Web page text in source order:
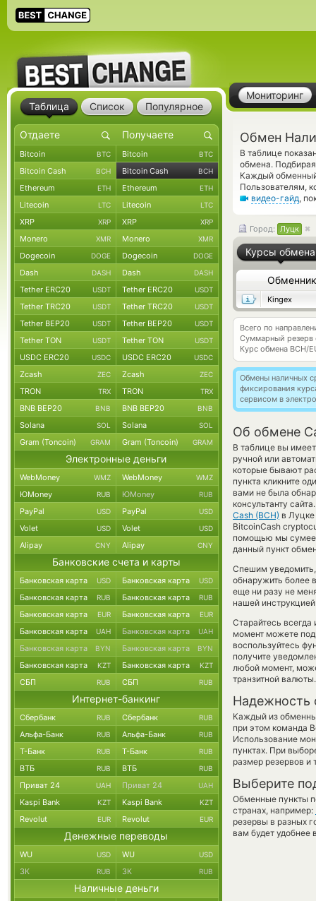
Мониторинг
Обмен
В таблице
обмена.
Каждый
Пользователям,
видео-гайд,
Город: Луцк
Курсы обмена
Обменник
Kingex
Всего по
Суммарный резерв
Курс обмена BCH/
Обмены наличных
фиксирования
сервисом в
Об обмене
В таблице вы
ручной или
которые бывают
пункта кликните
вами не была
консультанту
Cash (BCH) в
BitcoinCash
помощью мы
данный пункт
Спешим
обнаружить более
еще ни разу не
нашей инструкцией
Старайтесь всегда
момент можете
воспользуйтесь
получите
любой момент,
транзитной валюты.
Надежность
Каждый из
при этом команда
Использование
пунктах. При
размер резервов и
Выберите
Обменные пункты
странах, например:
резервы в разных
вам будет удобнее
Таблица Список Популярное
Bitcoin BTC Bitcoin BTC
Bitcoin Cash BCH Bitcoin Cash BCH
Ethereum ETH Ethereum ETH
Litecoin LTC Litecoin LTC
XRP XRP XRP XRP
Monero XMR Monero XMR
Dogecoin DOGE Dogecoin DOGE
Dash DASH Dash DASH
Tether ERC20 USDT Tether ERC20 USDT
Tether TRC20 USDT Tether TRC20 USDT
Tether BEP20 USDT Tether BEP20 USDT
Tether TON USDT Tether TON USDT
USDC ERC20 USDC USDC ERC20 USDC
Zcash ZEC Zcash ZEC
TRON TRX TRON TRX
BNB BEP20 BNB BNB BEP20 BNB
Solana SOL Solana SOL
Gram (Toncoin) GRAM Gram (Toncoin) GRAM
Электронные деньги
WebMoney WMZ WebMoney WMZ
ЮMoney RUB ЮMoney RUB
PayPal USD PayPal USD
Volet USD Volet USD
Alipay CNY Alipay CNY
Банковские счета и карты
Банковская карта USD Банковская карта USD
Банковская карта RUB Банковская карта RUB
Банковская карта EUR Банковская карта EUR
Банковская карта UAH Банковская карта UAH
Банковская карта BYN Банковская карта BYN
Банковская карта KZT Банковская карта KZT
СБП RUB СБП RUB
Интернет-банкинг
Сбербанк RUB Сбербанк RUB
Альфа-Банк RUB Альфа-Банк RUB
Т-Банк RUB Т-Банк RUB
ВТБ RUB ВТБ RUB
Приват 24 UAH Приват 24 UAH
Kaspi Bank KZT Kaspi Bank KZT
Revolut EUR Revolut EUR
Денежные переводы
WU USD WU USD
ЗК RUB ЗК RUB
Наличные деньги